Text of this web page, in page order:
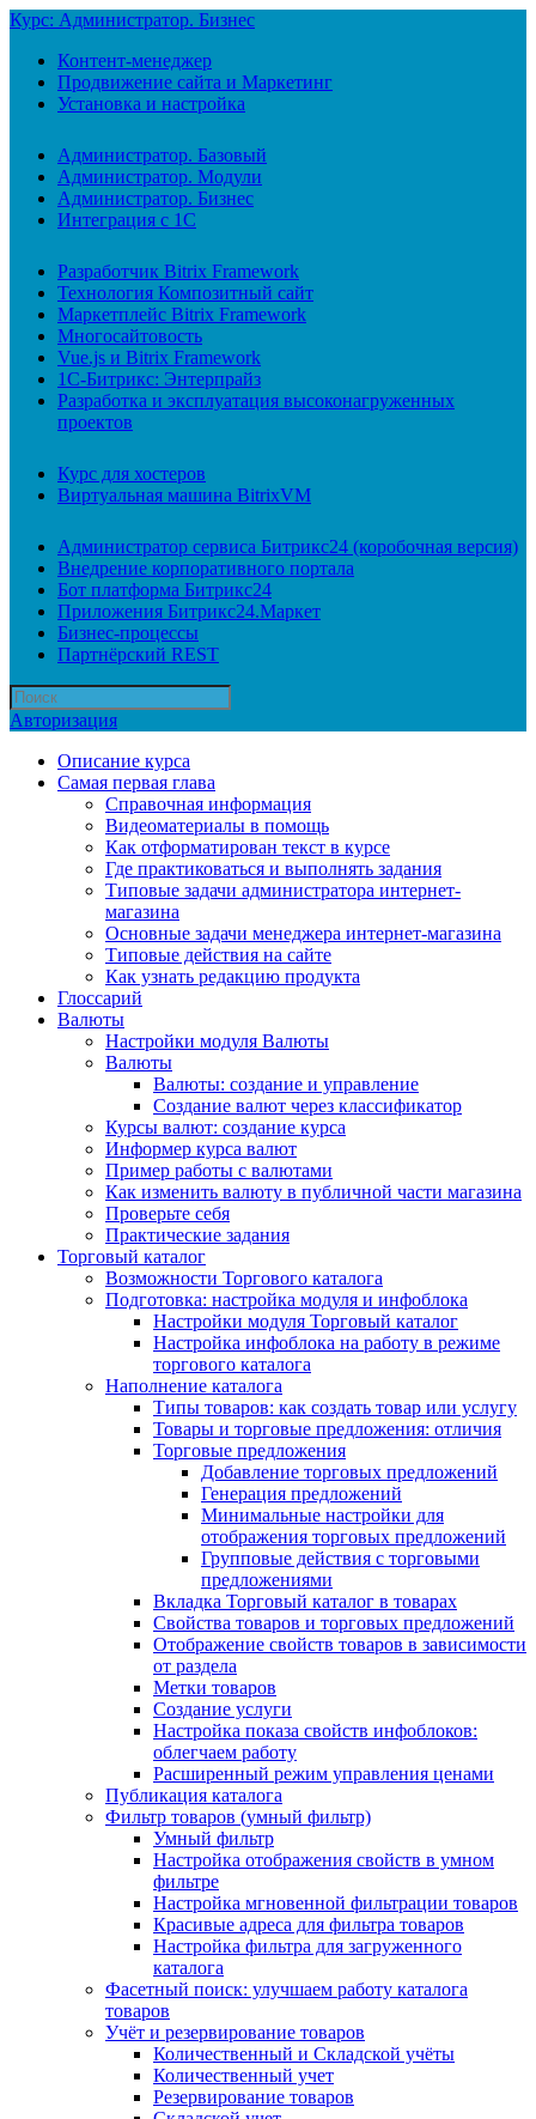
Курс: Администратор. Бизнес
Контент-менеджер
Продвижение сайта и Маркетинг
Установка и настройка
Администратор. Базовый
Администратор. Модули
Администратор. Бизнес
Интеграция с 1С
Разработчик Bitrix Framework
Технология Композитный сайт
Маркетплейс Bitrix Framework
Многосайтовость
Vue.js и Bitrix Framework
1С-Битрикс: Энтерпрайз
Разработка и эксплуатация высоконагруженных
проектов
Курс для хостеров
Виртуальная машина BitrixVM
Администратор сервиса Битрикс24 (коробочная версия)
Внедрение корпоративного портала
Бот платформа Битрикс24
Приложения Битрикс24.Маркет
Бизнес-процессы
Партнёрский REST
Авторизация
Описание курса
Самая первая глава
Справочная информация
Видеоматериалы в помощь
Как отформатирован текст в курсе
Где практиковаться и выполнять задания
Типовые задачи администратора интернет-
магазина
Основные задачи менеджера интернет-магазина
Типовые действия на сайте
Как узнать редакцию продукта
Глоссарий
Валюты
Настройки модуля Валюты
Валюты
Валюты: создание и управление
Создание валют через классификатор
Курсы валют: создание курса
Информер курса валют
Пример работы с валютами
Как изменить валюту в публичной части магазина
Проверьте себя
Практические задания
Торговый каталог
Возможности Торгового каталога
Подготовка: настройка модуля и инфоблока
Настройки модуля Торговый каталог
Настройка инфоблока на работу в режиме
торгового каталога
Наполнение каталога
Типы товаров: как создать товар или услугу
Товары и торговые предложения: отличия
Торговые предложения
Добавление торговых предложений
Генерация предложений
Минимальные настройки для
отображения торговых предложений
Групповые действия с торговыми
предложениями
Вкладка Торговый каталог в товарах
Свойства товаров и торговых предложений
Отображение свойств товаров в зависимости
от раздела
Метки товаров
Создание услуги
Настройка показа свойств инфоблоков:
облегчаем работу
Расширенный режим управления ценами
Публикация каталога
Фильтр товаров (умный фильтр)
Умный фильтр
Настройка отображения свойств в умном
фильтре
Настройка мгновенной фильтрации товаров
Красивые адреса для фильтра товаров
Настройка фильтра для загруженного
каталога
Фасетный поиск: улучшаем работу каталога
товаров
Учёт и резервирование товаров
Количественный и Складской учёты
Количественный учет
Резервирование товаров